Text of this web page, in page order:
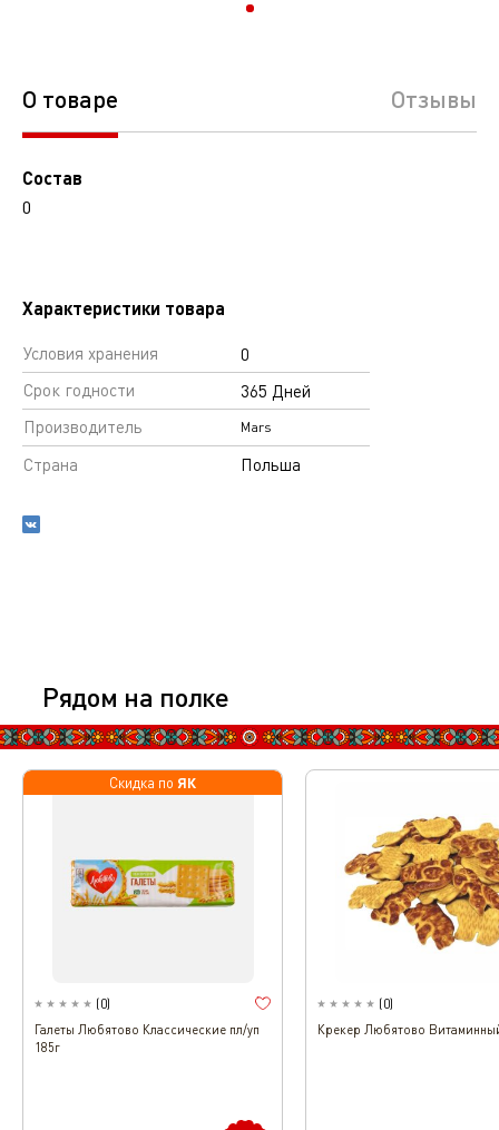
О товаре Отзывы
Состав
0
Характеристики товара
Условия хранения
0
Срок годности
365 Дней
Производитель
Mars
Страна Польша
Рядом на полке
Скидка по ЯК
(0)
Галеты Любятово Классические пл/уп
185г
(0)
Крекер Любятово